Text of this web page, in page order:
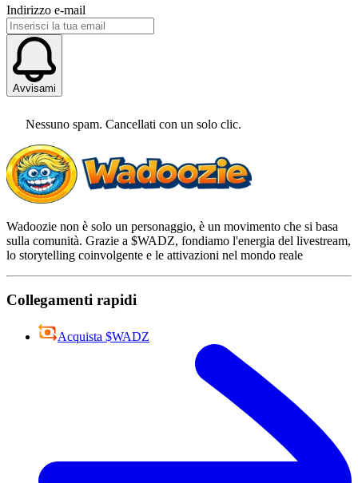
Indirizzo e-mail
Avvisami
Nessuno spam. Cancellati con un solo clic.
Wadoozie non è solo un personaggio, è un movimento che si basa
sulla comunità. Grazie a $WADZ, fondiamo l'energia del livestream,
lo storytelling coinvolgente e le attivazioni nel mondo reale
Collegamenti rapidi
Acquista $WADZ